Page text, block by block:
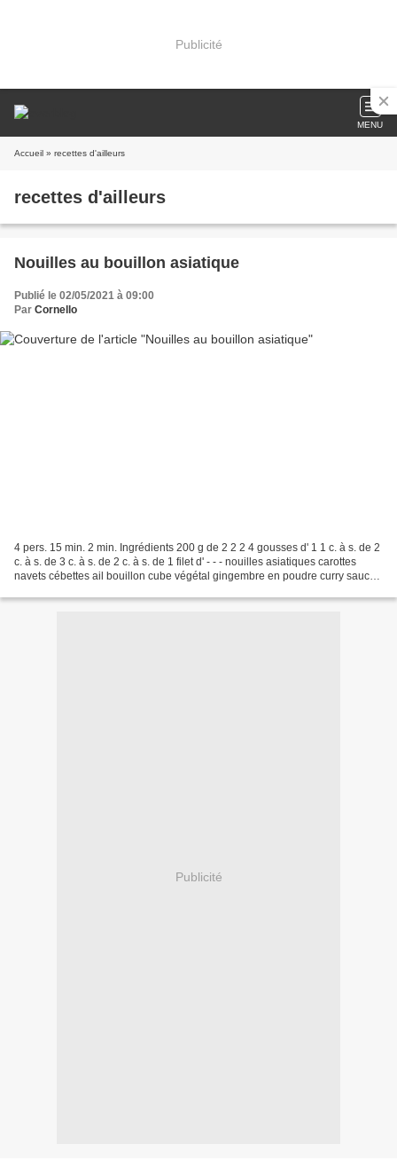
Publicité
MENU
Accueil » recettes d'ailleurs
recettes d'ailleurs
Nouilles au bouillon asiatique
Publié le 02/05/2021 à 09:00
Par Cornello
4 pers. 15 min. 2 min. Ingrédients 200 g de 2 2 2 4 gousses d' 1 1 c. à s. de 2
c. à s. de 3 c. à s. de 2 c. à s. de 1 filet d' - - - nouilles asiatiques carottes
navets cébettes ail bouillon cube végétal gingembre en poudre curry sauce
Publicité